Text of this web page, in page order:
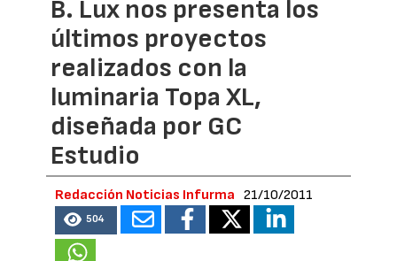
B. Lux nos presenta los
últimos proyectos
realizados con la
luminaria Topa XL,
diseñada por GC
Estudio
Redacción Noticias Infurma 21/10/2011
504